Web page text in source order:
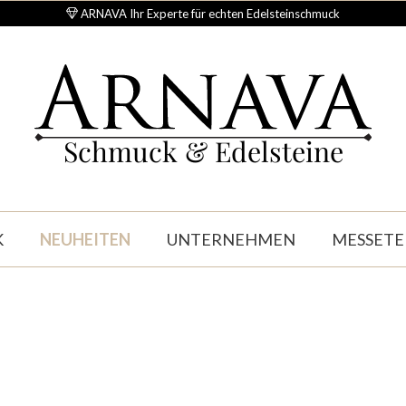
ARNAVA Ihr Experte für echten Edelsteinschmuck
Schmuck & Edelsteine
NEUHEITEN UNTERNEHMEN